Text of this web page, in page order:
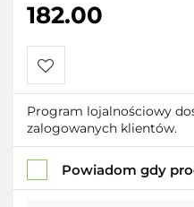
182.00
Do
przechowalni
Program lojalnościowy
zalogowanych klientów.
Powiadom gdy